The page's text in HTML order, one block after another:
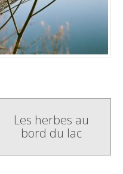
Les herbes au
bord du lac